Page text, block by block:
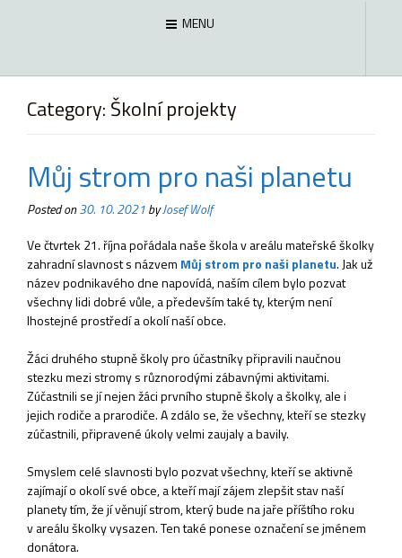
MENU
Category: Školní projekty
Můj strom pro naši planetu
Posted on30. 10. 2021byJosef Wolf
Ve čtvrtek 21. října pořádala naše škola v areálu mateřské školky
zahradní slavnost s názvem Můj strom pro naši planetu. Jak už
název podnikavého dne napovídá, naším cílem bylo pozvat
všechny lidi dobré vůle, a především také ty, kterým není
lhostejné prostředí a okolí naší obce.
Žáci druhého stupně školy pro účastníky připravili naučnou
stezku mezi stromy s různorodými zábavnými aktivitami.
Zúčastnili se jí nejen žáci prvního stupně školy a školky, ale i
jejich rodiče a prarodiče. A zdálo se, že všechny, kteří se stezky
zúčastnili, připravené úkoly velmi zaujaly a bavily.
Smyslem celé slavnosti bylo pozvat všechny, kteří se aktivně
zajímají o okolí své obce, a kteří mají zájem zlepšit stav naší
planety tím, že jí věnují strom, který bude na jaře příštího roku
v areálu školky vysazen. Ten také ponese označení se jménem
donátora.